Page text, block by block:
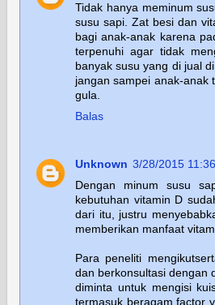
Tidak hanya meminum
susu sapi. Zat besi dan
bagi anak-anak karena
terpenuhi agar tidak
banyak susu yang di jual
jangan sampei anak-anak
gula.
Balas
Unknown 3/28/2015
Dengan minum susu
kebutuhan vitamin D
dari itu, justru
memberikan manfaat
Para peneliti
dan berkonsultasi dengan
diminta untuk mengisi
termasuk beragam factor